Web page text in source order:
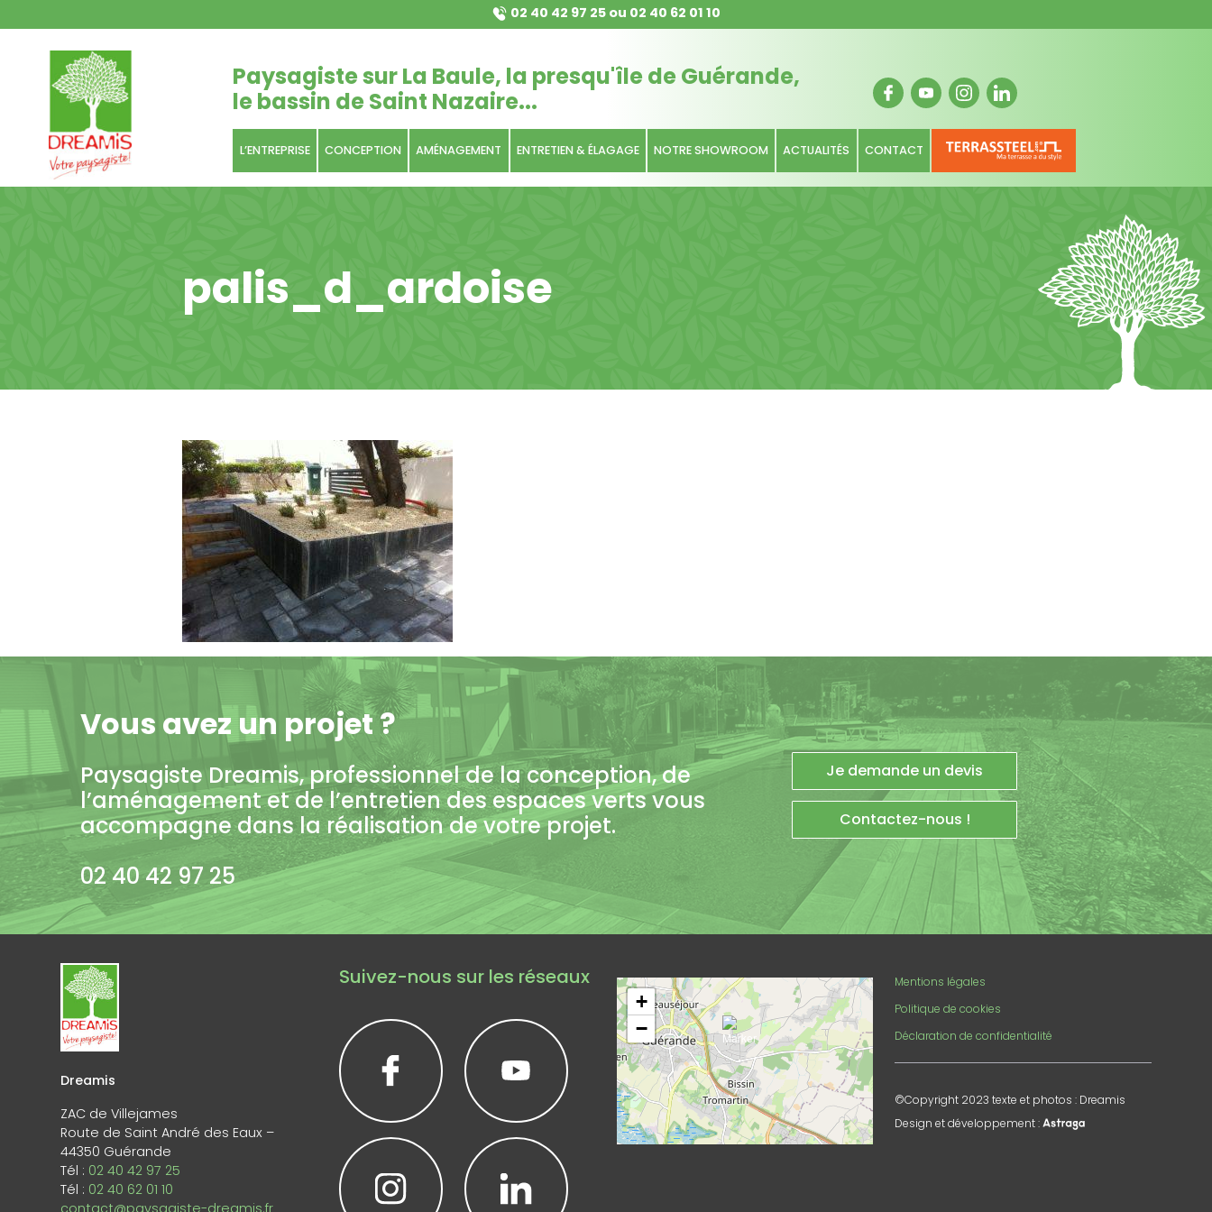
02 40 42 97 25ou 02 40 62 01 10
Paysagiste sur La Baule, la presqu'île de Guérande,
le bassin de Saint Nazaire...
L’ENTREPRISE CONCEPTION AMÉNAGEMENT ENTRETIEN & ÉLAGAGE NOTRE SHOWROOM ACTUALITÉS CONTACT
palis_d_ardoise
Vous avez un projet ?
Paysagiste Dreamis, professionnel de la conception, de
l’aménagement et de l’entretien des espaces verts vous
accompagne dans la réalisation de votre projet.
02 40 42 97 25
Je demande un devis
Contactez-nous !
Dreamis
ZAC de Villejames
Route de Saint André des Eaux –
44350 Guérande
Tél : 02 40 42 97 25
Tél : 02 40 62 01 10
Suivez-nous sur les réseaux
+
−
Mentions légales
Politique de cookies
Déclaration de confidentialité
©Copyright 2023 texte et photos : Dreamis
Design et développement :